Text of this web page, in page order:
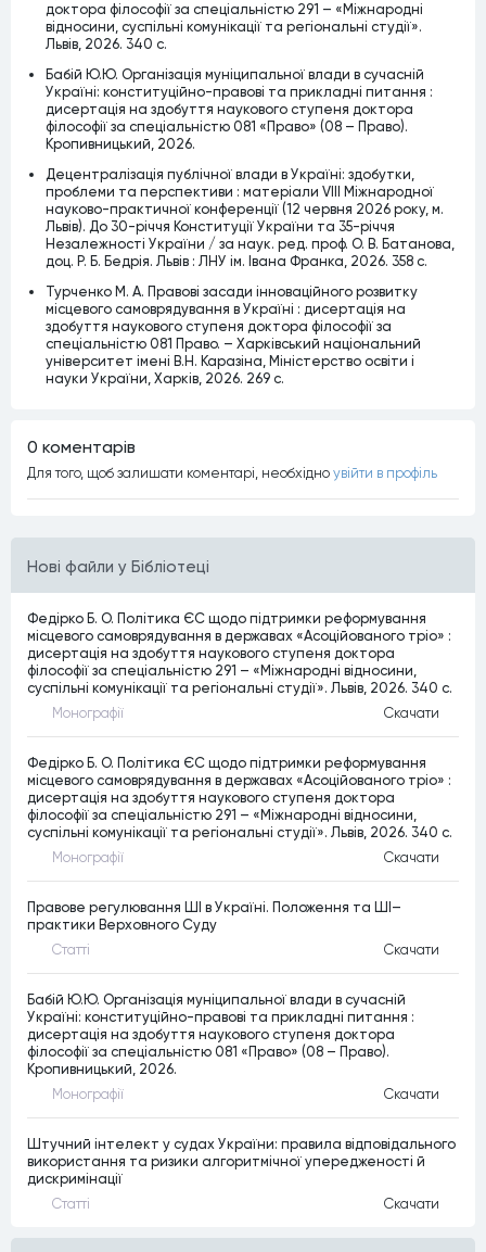
Нові файли у Бібліотеці
Федірко Б. О. Політика ЄС щодо підтримки реформування
місцевого самоврядування в державах «Асоційованого тріо» :
дисертація на здобуття наукового ступеня доктора
філософії за спеціальністю 291 – «Міжнародні відносини,
суспільні комунікації та регіональні студії». Львів, 2026. 340 c.
Монографiї Скачати
Федірко Б. О. Політика ЄС щодо підтримки реформування
місцевого самоврядування в державах «Асоційованого тріо» :
дисертація на здобуття наукового ступеня доктора
філософії за спеціальністю 291 – «Міжнародні відносини,
суспільні комунікації та регіональні студії». Львів, 2026. 340 c.
Монографiї Скачати
Правове регулювання ШІ в Україні. Положення та ШІ–
практики Верховного Суду
Статтi Скачати
Бабій Ю.Ю. Організація муніципальної влади в сучасній
Україні: конституційно-правові та прикладні питання :
дисертація на здобуття наукового ступеня доктора
філософії за спеціальністю 081 «Право» (08 – Право).
Кропивницький, 2026.
Монографiї Скачати
Штучний інтелект у судах України: правила відповідального
використання та ризики алгоритмічної упередженості й
дискримінації
Статтi Скачати
доктора філософії за спеціальністю 291 – «Міжнародні
відносини, суспільні комунікації та регіональні студії».
Львів, 2026. 340 c.
Бабій Ю.Ю. Організація муніципальної влади в сучасній
Україні: конституційно-правові та прикладні питання :
дисертація на здобуття наукового ступеня доктора
філософії за спеціальністю 081 «Право» (08 – Право).
Кропивницький, 2026.
Децентралізація публічної влади в Україні: здобутки,
проблеми та перспективи : матеріали VІІІ Міжнародної
науково-практичної конференції (12 червня 2026 року, м.
Львів). До 30-річчя Конституції України та 35-річчя
Незалежності України / за наук. ред. проф. О. В. Батанова,
доц. Р. Б. Бедрія. Львів : ЛНУ ім. Івана Франка, 2026. 358 с.
Турченко М. А. Правові засади інноваційного розвитку
місцевого самоврядування в Україні : дисертація на
здобуття наукового ступеня доктора філософії за
спеціальністю 081 Право. – Харківський національний
університет імені В.Н. Каразіна, Міністерство освіти і
науки України, Харків, 2026. 269 c.
0 коментарiв
Для того, щоб залишати коментарi, необхiдно увiйти в профiль